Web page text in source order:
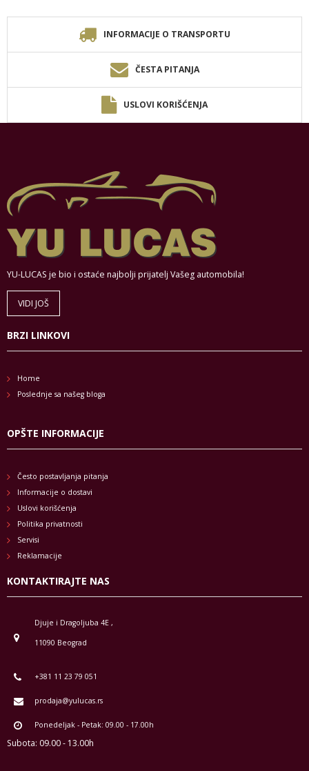
INFORMACIJE O TRANSPORTU
ČESTA PITANJA
USLOVI KORIŠĆENJA
YU-LUCAS je bio i ostaće najbolji prijatelj Vašeg automobila!
VIDI JOŠ
BRZI LINKOVI
Home
Poslednje sa našeg bloga
OPŠTE INFORMACIJE
Često postavljanja pitanja
Informacije o dostavi
Uslovi korišćenja
Politika privatnosti
Servisi
Reklamacije
KONTAKTIRAJTE NAS
Djuje i Dragoljuba 4E ,
11090 Beograd
+381 11 23 79 051
prodaja@yulucas.rs
Ponedeljak - Petak: 09.00 - 17.00h
Subota: 09.00 - 13.00h